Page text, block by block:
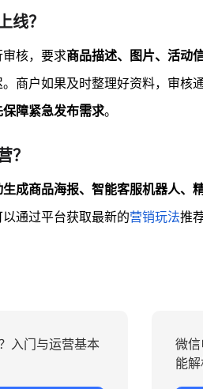
线？
核，要求商品描述、图片、活动
商户如果及时整理好资料，审
保障紧急发布需求。
？
生成商品海报、智能客服机器人、
通过平台获取最新的营销玩法推荐
入门与运营基本
微
能